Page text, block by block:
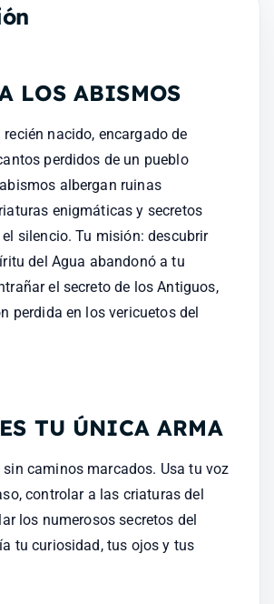
LOS ABISMOS
recién nacido, encargado de
perdidos de un pueblo
albergan ruinas
enigmáticas y secretos
silencio. Tu misión: descubrir
del Agua abandonó a tu
el secreto de los Antiguos,
perdida en los vericuetos del
TU ÚNICA ARMA
caminos marcados. Usa tu voz
controlar a las criaturas del
los numerosos secretos del
tu curiosidad, tus ojos y tus